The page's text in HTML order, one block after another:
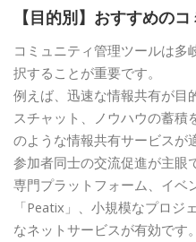
【目的別】おすすめの
コミュニティ管理ツールは多
択することが重要です。
例えば、迅速な情報共有が目
スチャット、ノウハウの蓄積
のような情報共有サービスが
参加者同士の交流促進が主眼
専門プラットフォーム、イベ
「Peatix」、小規模なプロジ
なネットサービスが有効です。